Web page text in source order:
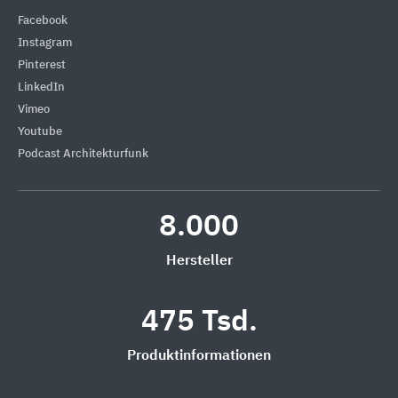
Facebook
Instagram
Pinterest
LinkedIn
Vimeo
Youtube
Podcast Architekturfunk
8.000
Hersteller
475 Tsd.
Produktinformationen